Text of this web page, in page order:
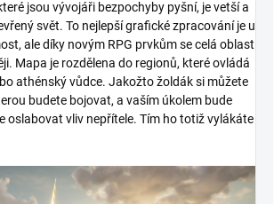
jsou vývojáři bezpochyby pyšní, je vetší a
svět. To nejlepší grafické zpracování je u
ale díky novým RPG prvkům se celá oblast
Mapa je rozdělena do regionů, které ovládá
athénský vůdce. Jakožto žoldák si můžete
budete bojovat, a vaším úkolem bude
oslabovat vliv nepřítele. Tím ho totiž vylákáte